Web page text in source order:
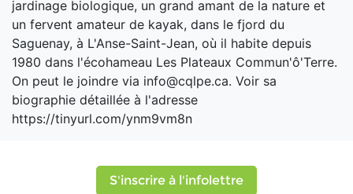
jardinage biologique, un grand amant de la nature et
un fervent amateur de kayak, dans le fjord du
Saguenay, à L'Anse-Saint-Jean, où il habite depuis
1980 dans l'écohameau Les Plateaux Commun'ô'Terre.
On peut le joindre via info@cqlpe.ca. Voir sa
biographie détaillée à l'adresse
https://tinyurl.com/ynm9vm8n
S'inscrire à l'infolettre